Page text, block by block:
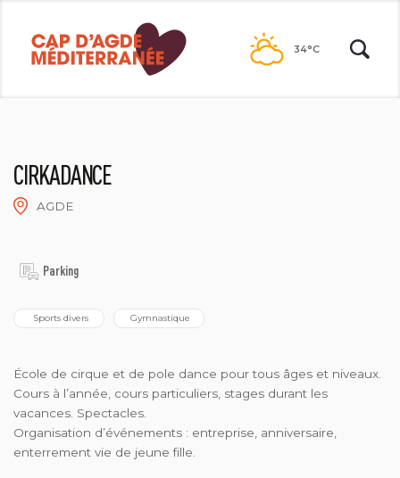
contenu
34°C
CIRKADANCE
AGDE
Parking
Sports divers Gymnastique
École de cirque et de pole dance pour tous âges et niveaux.
Cours à l’année, cours particuliers, stages durant les
vacances. Spectacles.
Organisation d’événements : entreprise, anniversaire,
enterrement vie de jeune fille.